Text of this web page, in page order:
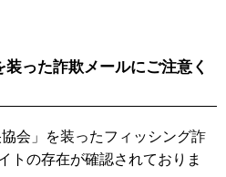
った詐欺メールにご注意く
会」を装ったフィッシング詐
トの存在が確認されておりま